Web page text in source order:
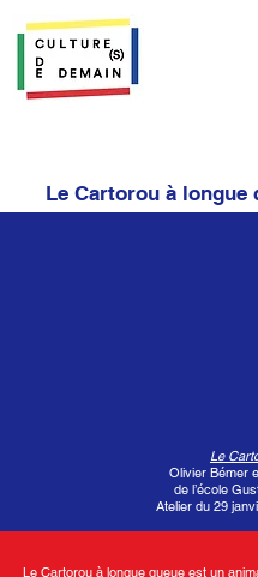
Le Cartorou à longue
Le
Olivier Bémer
de l’école
Atelier du 29
Le Cartorou à longue queue est un